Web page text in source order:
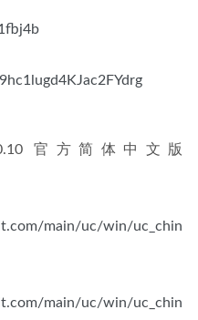
官方简体中文版
main/uc/win/uc_chin
main/uc/win/uc_chin